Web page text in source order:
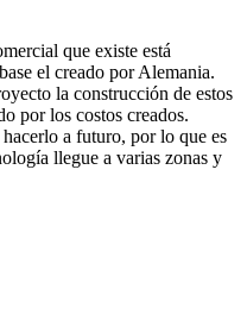
que existe está
el creado por Alemania.
la construcción de estos
por los costos creados.
a futuro, por lo que es
llegue a varias zonas y